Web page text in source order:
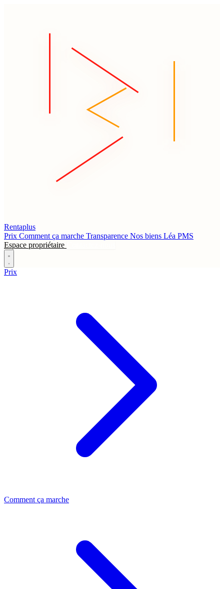
Rentaplus
Prix Comment ça marche Transparence Nos biens Léa PMS
Espace propriétaire
Prix
Comment ça marche